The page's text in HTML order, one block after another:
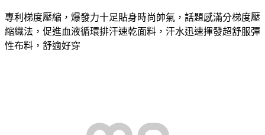
專利梯度壓縮，爆發力十足貼身時尚帥氣，話題感滿分梯度壓
縮織法，促進血液循環排汗速乾面料，汗水迅速揮發超舒服彈
性布料，舒適好穿